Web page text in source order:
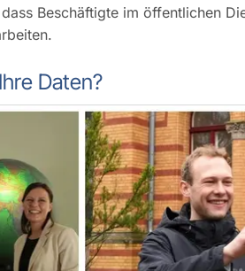
Beschäftigte im öffentlichen
Daten?